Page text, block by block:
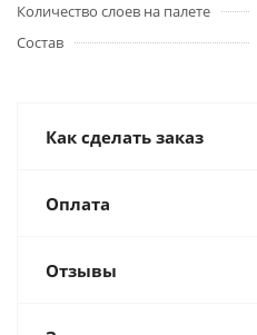
Количество слоев на палете
Состав
Как сделать заказ
Оплата
Отзывы